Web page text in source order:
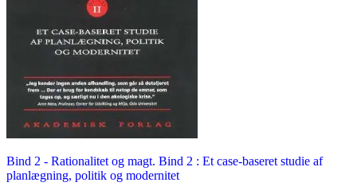
Bind 2 - Rationalitet og magt. Bind 2 : Et case-baseret studie af
planlægning, politik og modernitet